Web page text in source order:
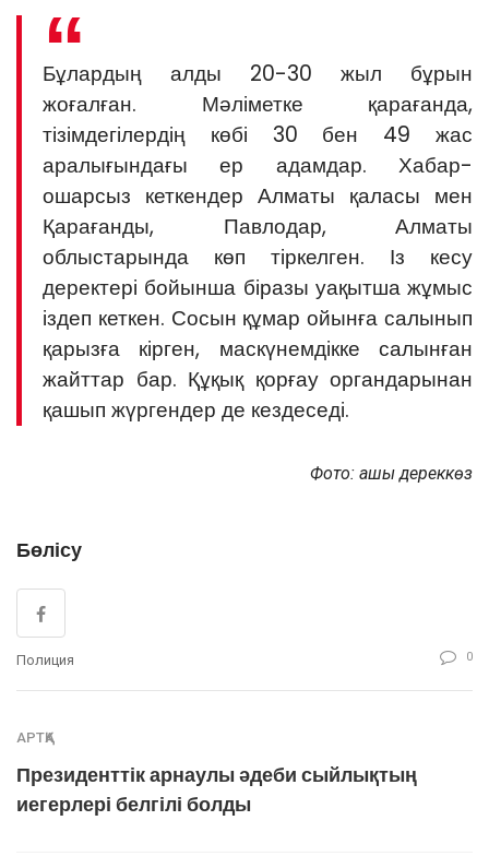
Бұлардың алды 20-30 жыл бұрын
жоғалған. Мәліметке қарағанда,
тізімдегілердің көбі 30 бен 49 жас
аралығындағы ер адамдар. Хабар-
ошарсыз кеткендер Алматы қаласы мен
Қарағанды, Павлодар, Алматы
облыстарында көп тіркелген. Із кесу
деректері бойынша біразы уақытша жұмыс
іздеп кеткен. Сосын құмар ойынға салынып
қарызға кірген, маскүнемдікке салынған
жайттар бар. Құқық қорғау органдарынан
қашып жүргендер де кездеседі.
Фото: ашық дереккөз
Бөлісу
Полиция 0
АРТҚА
Президенттік арнаулы әдеби сыйлықтың
иегерлері белгілі болды